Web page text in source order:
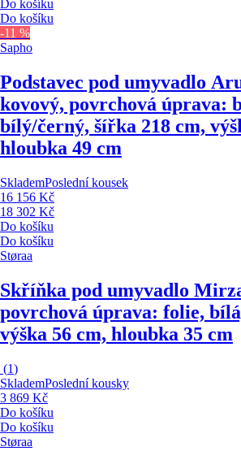
Do košíku
Do košíku
-11 %
Sapho
Podstavec pod umyvadlo
kovový, povrchová úprava:
bílý/černý, šířka 218 cm,
hloubka 49 cm
SklademPoslední kousek
16 156 Kč
18 302 Kč
Do košíku
Do košíku
Støraa
Skříňka pod umyvadlo
povrchová úprava: folie,
výška 56 cm, hloubka 35 cm
(1)
SklademPoslední kousky
3 869 Kč
Do košíku
Do košíku
Støraa